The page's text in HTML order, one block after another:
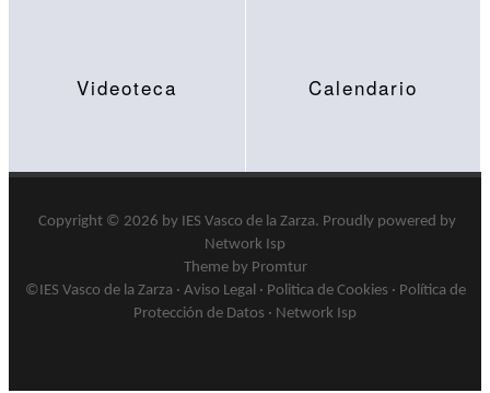
Videoteca Calendario
Copyright © 2026 by IES Vasco de la Zarza. Proudly powered by
Network Isp
Theme by Promtur
©IES Vasco de la Zarza · Aviso Legal · Politica de Cookies · Política de
Protección de Datos · Network Isp